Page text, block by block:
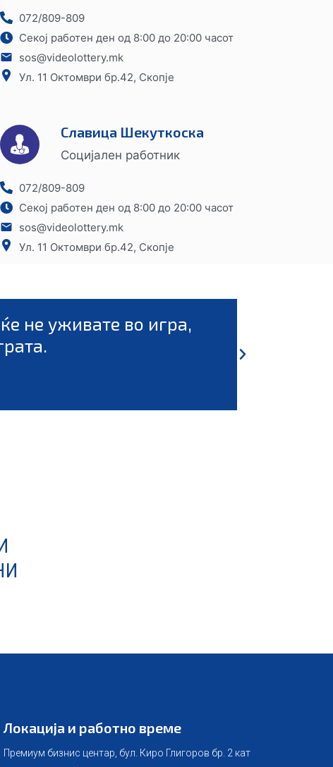
072/809-809
Секој работен ден од 8:00 до 20:00 часот
sos@videolottery.mk
Ул. 11 Октомври бр.42, Скопје
Славица Шекуткоска
Социјален работник
072/809-809
Секој работен ден од 8:00 до 20:00 часот
sos@videolottery.mk
Ул. 11 Октомври бр.42, Скопје
ги за цена на вашата забава.
сметајте ја за награда
Локација и работно време
Премиум бизнис центар, бул. Киро Глигоров бр. 2 кат